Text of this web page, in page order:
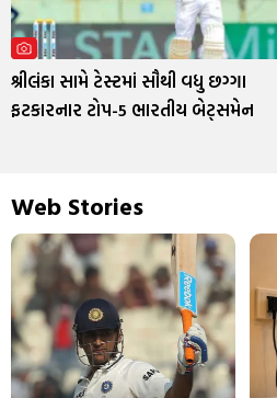
શ્રીલંકા સામે ટેસ્ટમાં સૌથી વધુ છગ્ગા
ફટકારનાર ટોપ-5 ભારતીય બેટ્સમેન
Web Stories